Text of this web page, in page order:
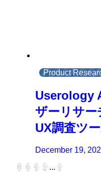
Product
Userology
ザーリサー
UX調査ツ
December 19,
1 2 3 4 ... 8